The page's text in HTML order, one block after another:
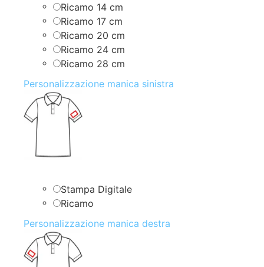
Ricamo 14 cm
Ricamo 17 cm
Ricamo 20 cm
Ricamo 24 cm
Ricamo 28 cm
Personalizzazione manica sinistra
Stampa Digitale
Ricamo
Personalizzazione manica destra